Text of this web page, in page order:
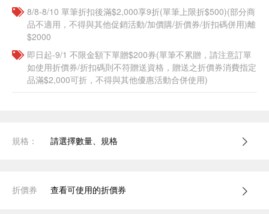
8/8-8/10 單筆折扣後滿$2,000享9折(單筆上限折$500)(部分商
品不適用，不得與其他促銷活動/加價購/折價券/折扣碼併用)離
$2000
即日起-9/1 不限金額下單贈$200券(單筆不累贈，請注意訂單
如使用折價券/折扣碼則不符贈送資格，贈送之折價券消費指定
品滿$2,000可折，不得與其他優惠活動合併使用)
規格： 請選擇數量、規格
折價券 查看可使用的折價券